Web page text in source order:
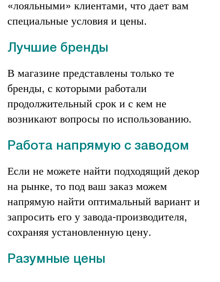
«лояльными» клиентами, что дает вам
специальные условия и цены.
Лучшие бренды
В магазине представлены только те
бренды, с которыми работали
продолжительный срок и с кем не
возникают вопросы по использованию.
Работа напрямую с заводом
Если не можете найти подходящий декор
на рынке, то под ваш заказ можем
напрямую найти оптимальный вариант и
запросить его у завода-производителя,
сохраняя установленную цену.
Разумные цены